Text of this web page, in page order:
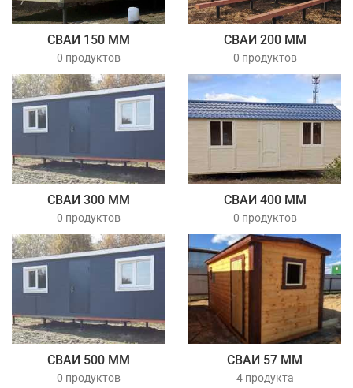
СВАИ 150 ММ
0 продуктов
СВАИ 200 ММ
0 продуктов
СВАИ 300 ММ
0 продуктов
СВАИ 400 ММ
0 продуктов
СВАИ 500 ММ
0 продуктов
СВАИ 57 ММ
4 продукта